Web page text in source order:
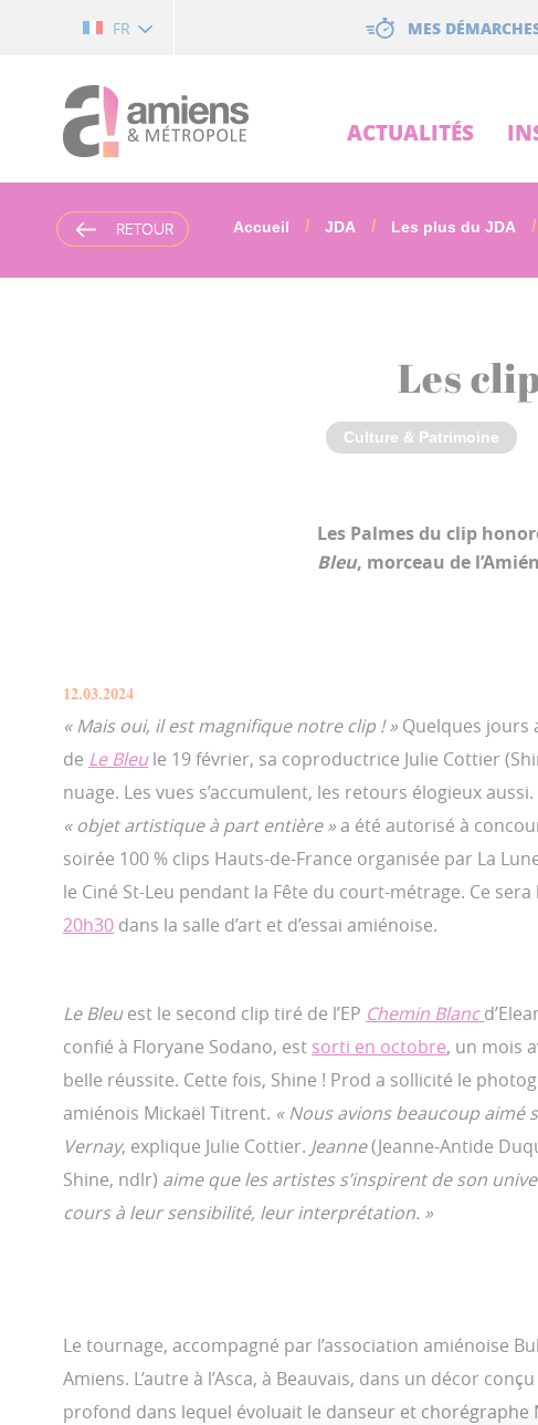
FR MES
ACTUALITÉS
RETOUR
RETOUR Accueil JDA Les plus du JDA
Les
Culture & Patrimoine
Les Palmes du clip
Bleu, morceau de
12.03.2024
« Mais oui, il est magnifique notre clip ! »Quelques jours
de Le Bleule 19 février, sa coproductrice Julie Cottier
nuage. Les vues s’accumulent, les retours élogieux
« objet artistique à part entière »a été autorisé à
soirée 100 % clips Hauts-de-France organisée par La
le Ciné St-Leu pendant la Fête du court-métrage. Ce sera
20h30 dans la salle d’art et d’essai amiénoise.
Le Bleuest le second clip tiré de l’EP Chemin Blanc
confié à Floryane Sodano, est sorti en octobre, un mois
belle réussite. Cette fois, Shine ! Prod a sollicité le
amiénois Mickaël Titrent. « Nous avions beaucoup aimé
Vernay, explique Julie Cottier. Jeanne(Jeanne-Antide
Shine, ndlr) aime que les artistes s’inspirent de son
cours à leur sensibilité, leur interprétation. »
Le tournage, accompagné par l’association amiénoise
Amiens. L’autre à l’Asca, à Beauvais, dans un décor
profond dans lequel évoluait le danseur et chorégraphe